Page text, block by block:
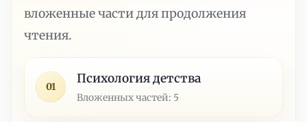
вложенные части для продолжения
чтения.
01
Психология детства
Вложенных частей: 5